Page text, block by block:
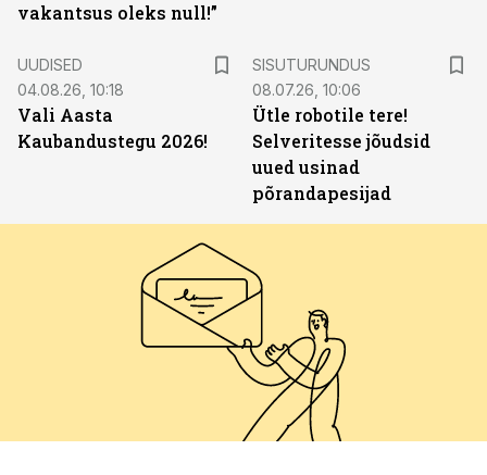
vakantsus oleks null!”
UUDISED
04.08.26, 10:18
Vali Aasta
Kaubandustegu 2026!
SISUTURUNDUS
08.07.26, 10:06
Ütle robotile tere!
Selveritesse jõudsid
uued usinad
põrandapesijad